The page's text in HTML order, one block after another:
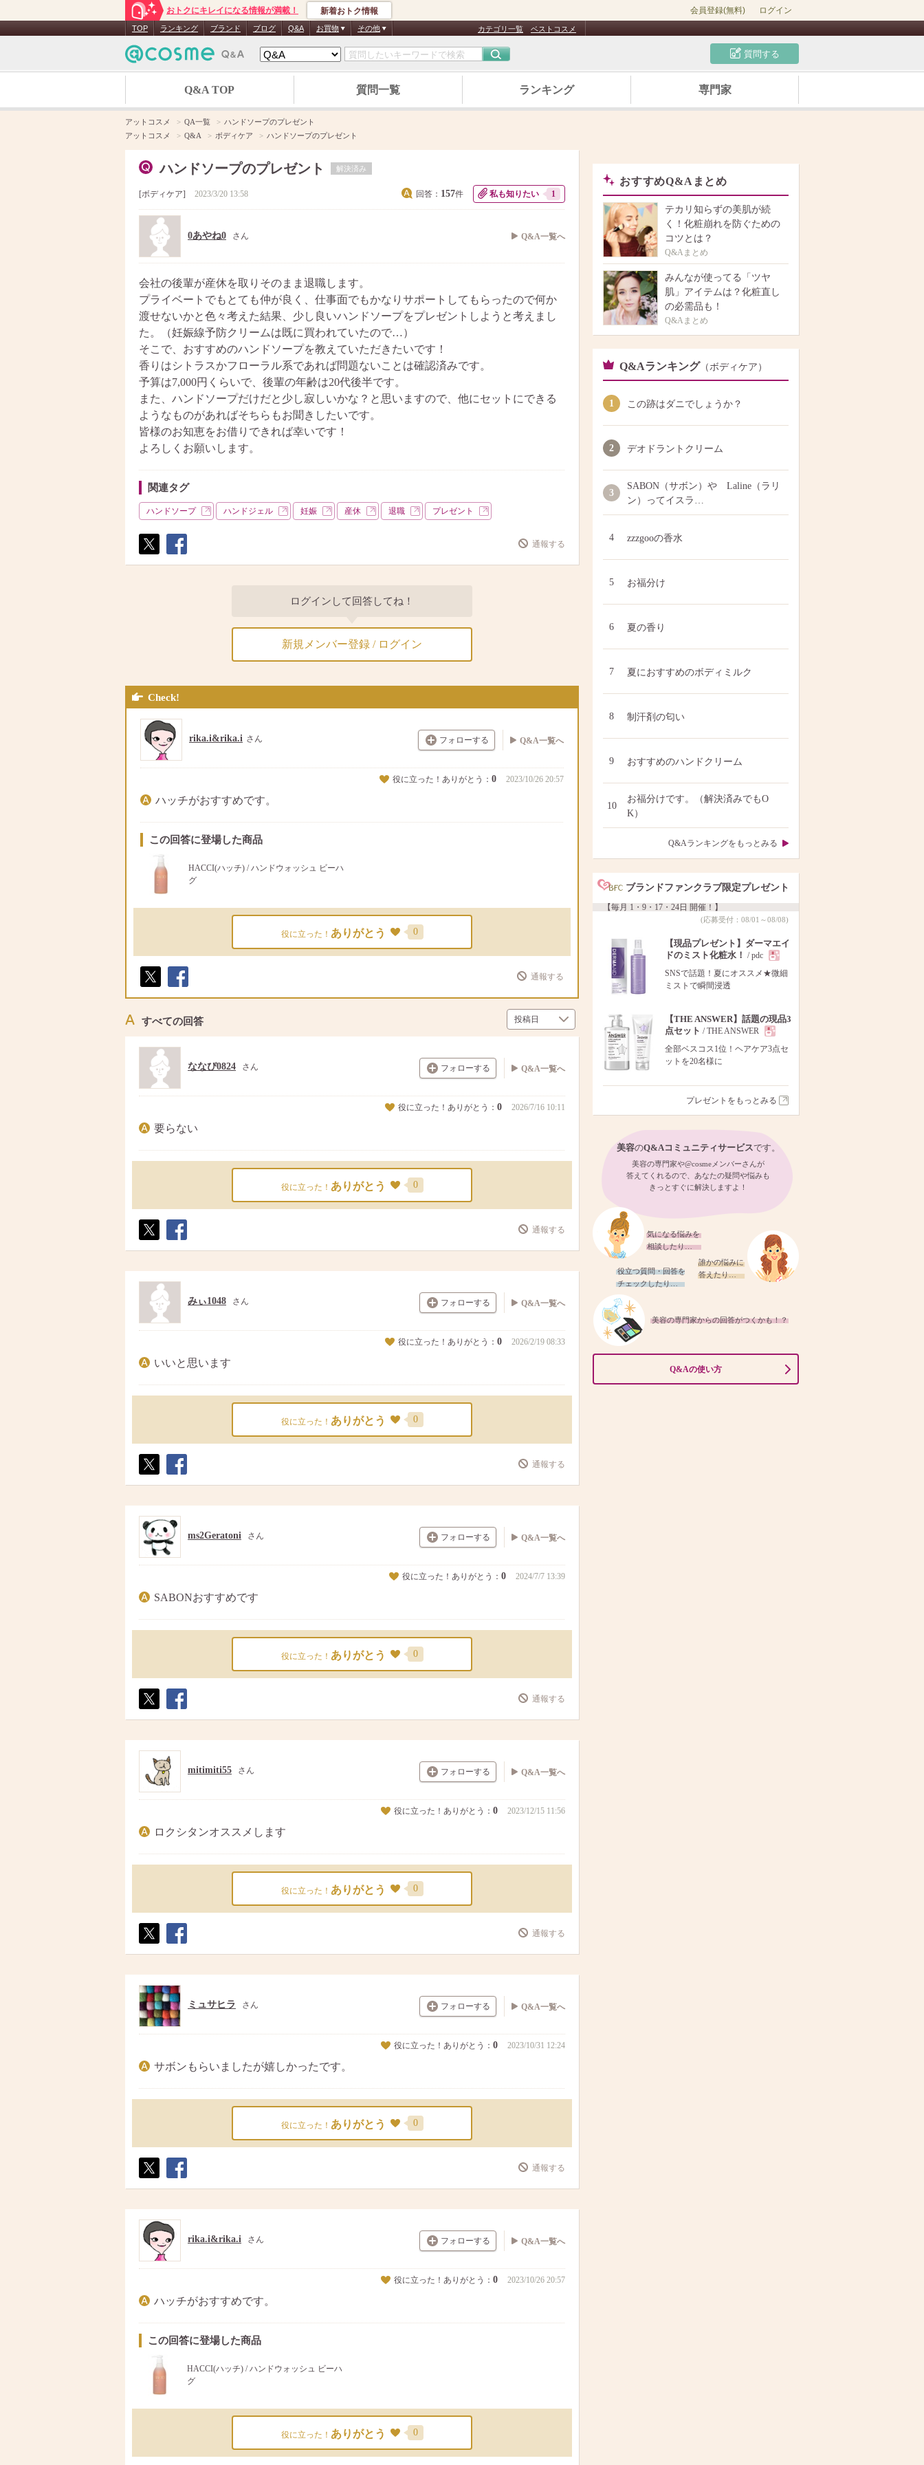
おトクにキレイになる情報が満載！ 新着おトク情報 会員登録(無料) ログイン
TOP ランキング ブランド ブログ Q&A お買物 その他 カテゴリ一覧 ベストコスメ
質問する
Q&A TOP 質問一覧 ランキング 専門家
アットコスメ QA一覧
ハンドソープのプレゼント
アットコスメ
Q&A ボディケア ハンドソープのプレゼント
ハンドソープのプレゼント 解決済み
ボディケア 2023/3/20 13:58 回答： 157件 私も知りたい 1
0あやね0 さん Q&A一覧へ
会社の後輩が産休を取りそのまま退職します。
プライベートでもとても仲が良く、仕事面でもかなりサポートしてもらったので何か
渡せないかと色々考えた結果、少し良いハンドソープをプレゼントしようと考えまし
た。（妊娠線予防クリームは既に買われていたので…）
そこで、おすすめのハンドソープを教えていただきたいです！
香りはシトラスかフローラル系であれば問題ないことは確認済みです。
予算は7,000円くらいで、後輩の年齢は20代後半です。
また、ハンドソープだけだと少し寂しいかな？と思いますので、他にセットにできる
ようなものがあればそちらもお聞きしたいです。
皆様のお知恵をお借りできれば幸いです！
よろしくお願いします。
関連タグ
ハンドソープ ハンドジェル 妊娠 産休 退職 プレゼント
ト
ア
通報する
ログインして回答してね！
新規メンバー登録 / ログイン
Check!
フォローする
rika.i&rika.i さん Q&A一覧へ
役に立った！ありがとう： 0 2023/10/26 20:57
ハッチがおすすめです。
この回答に登場した商品
HACCI(ハッチ) / ハンドウォッシュ ビーハ
グ
役に立った！ ありがとう 0
ト
ア
通報する
すべての回答
フォローする
ななぴ0824 さん Q&A一覧へ
役に立った！ありがとう： 0 2026/7/16 10:11
要らない
役に立った！ ありがとう 0
ト
ア
通報する
フォローする
みぃ1048 さん Q&A一覧へ
役に立った！ありがとう： 0 2026/2/19 08:33
いいと思います
役に立った！ ありがとう 0
ト
ア
通報する
フォローする
ms2Geratoni さん Q&A一覧へ
役に立った！ありがとう： 0 2024/7/7 13:39
SABONおすすめです
役に立った！ ありがとう 0
ト
ア
通報する
フォローする
mitimiti55 さん Q&A一覧へ
役に立った！ありがとう： 0 2023/12/15 11:56
ロクシタンオススメします
役に立った！ ありがとう 0
ト
ア
通報する
フォローする
ミュサヒラ さん Q&A一覧へ
役に立った！ありがとう： 0 2023/10/31 12:24
サボンもらいましたが嬉しかったです。
役に立った！ ありがとう 0
ト
ア
通報する
フォローする
rika.i&rika.i さん Q&A一覧へ
役に立った！ありがとう： 0 2023/10/26 20:57
ハッチがおすすめです。
この回答に登場した商品
HACCI(ハッチ) / ハンドウォッシュ ビーハ
グ
役に立った！ ありがとう 0
おすすめQ&Aまとめ
テカリ知らずの美肌が続
く！化粧崩れを防ぐための
コツとは？
Q&Aまとめ
みんなが使ってる「ツヤ
肌」アイテムは？化粧直し
の必需品も！
Q&Aまとめ
Q&Aランキング （ボディケア）
1 この跡はダニでしょうか？
2 デオドラントクリーム
3
SABON（サボン）や Laline（ラリ
ン）ってイスラ…
4 zzzgooの香水
5 お福分け
6 夏の香り
7 夏におすすめのボディミルク
8 制汗剤の匂い
9 おすすめのハンドクリーム
10
お福分けです。（解決済みでもO
K）
Q&Aランキングをもっとみる
ブランドファンクラブ限定プレゼント
【毎月 1・9・17・24日 開催！】
(応募受付：08/01～08/08)
【現品プレゼント】ダーマエイ
ドのミスト化粧水！ / pdc
現
SNSで話題！夏にオススメ★微細
ミストで瞬間浸透
【THE ANSWER】話題の現品3
点セット / THE ANSWER
現
全部ベスコス1位！ヘアケア3点セ
ットを20名様に
プレゼントをもっとみる
美容のQ&Aコミュニティサービスです。
美容の専門家や@cosmeメンバーさんが
答えてくれるので、あなたの疑問や悩みも
きっとすぐに解決しますよ！
気になる悩みを
相談したり…
誰かの悩みに
答えたり…
役立つ質問・回答を
チェックしたり…
美容の専門家からの回答がつくかも！？
Q&Aの使い方